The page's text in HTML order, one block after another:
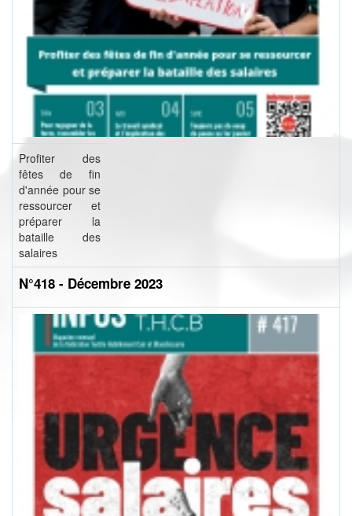
Profiter des
fêtes de fin
d'année pour se
ressourcer et
préparer la
bataille des
salaires
N°418 - Décembre 2023